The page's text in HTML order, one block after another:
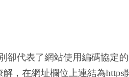
代表了網站使用編碼協定的
，在網址欄位上連結為